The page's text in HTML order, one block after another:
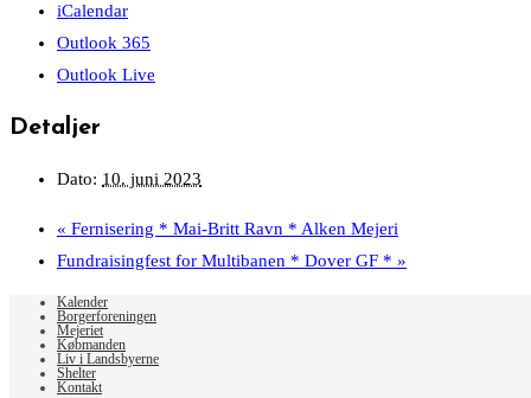
iCalendar
Outlook 365
Outlook Live
Detaljer
Dato: 10. juni 2023
« Fernisering * Mai-Britt Ravn * Alken Mejeri
Fundraisingfest for Multibanen * Dover GF * »
Kalender
Borgerforeningen
Mejeriet
Købmanden
Liv i Landsbyerne
Shelter
Kontakt